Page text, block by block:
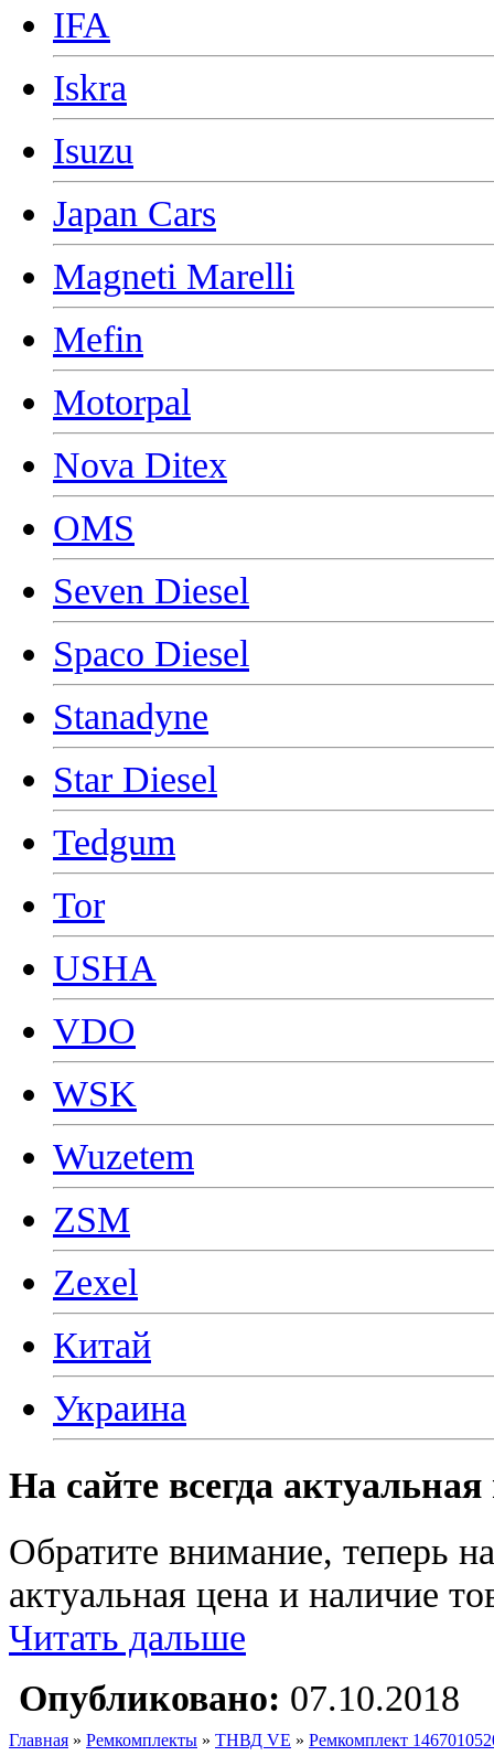
IFA
Iskra
Isuzu
Japan Cars
Magneti Marelli
Mefin
Motorpal
Nova Ditex
OMS
Seven Diesel
Spaco Diesel
Stanadyne
Star Diesel
Tedgum
Tor
USHA
VDO
WSK
Wuzetem
ZSM
Zexel
Китай
Украина
На сайте всегда
Обратите внимание, теперь
актуальная цена и наличие
Читать дальше
Опубликовано: 07.10.2018
Главная » Ремкомплекты » ТНВД VE » Ремкомплект